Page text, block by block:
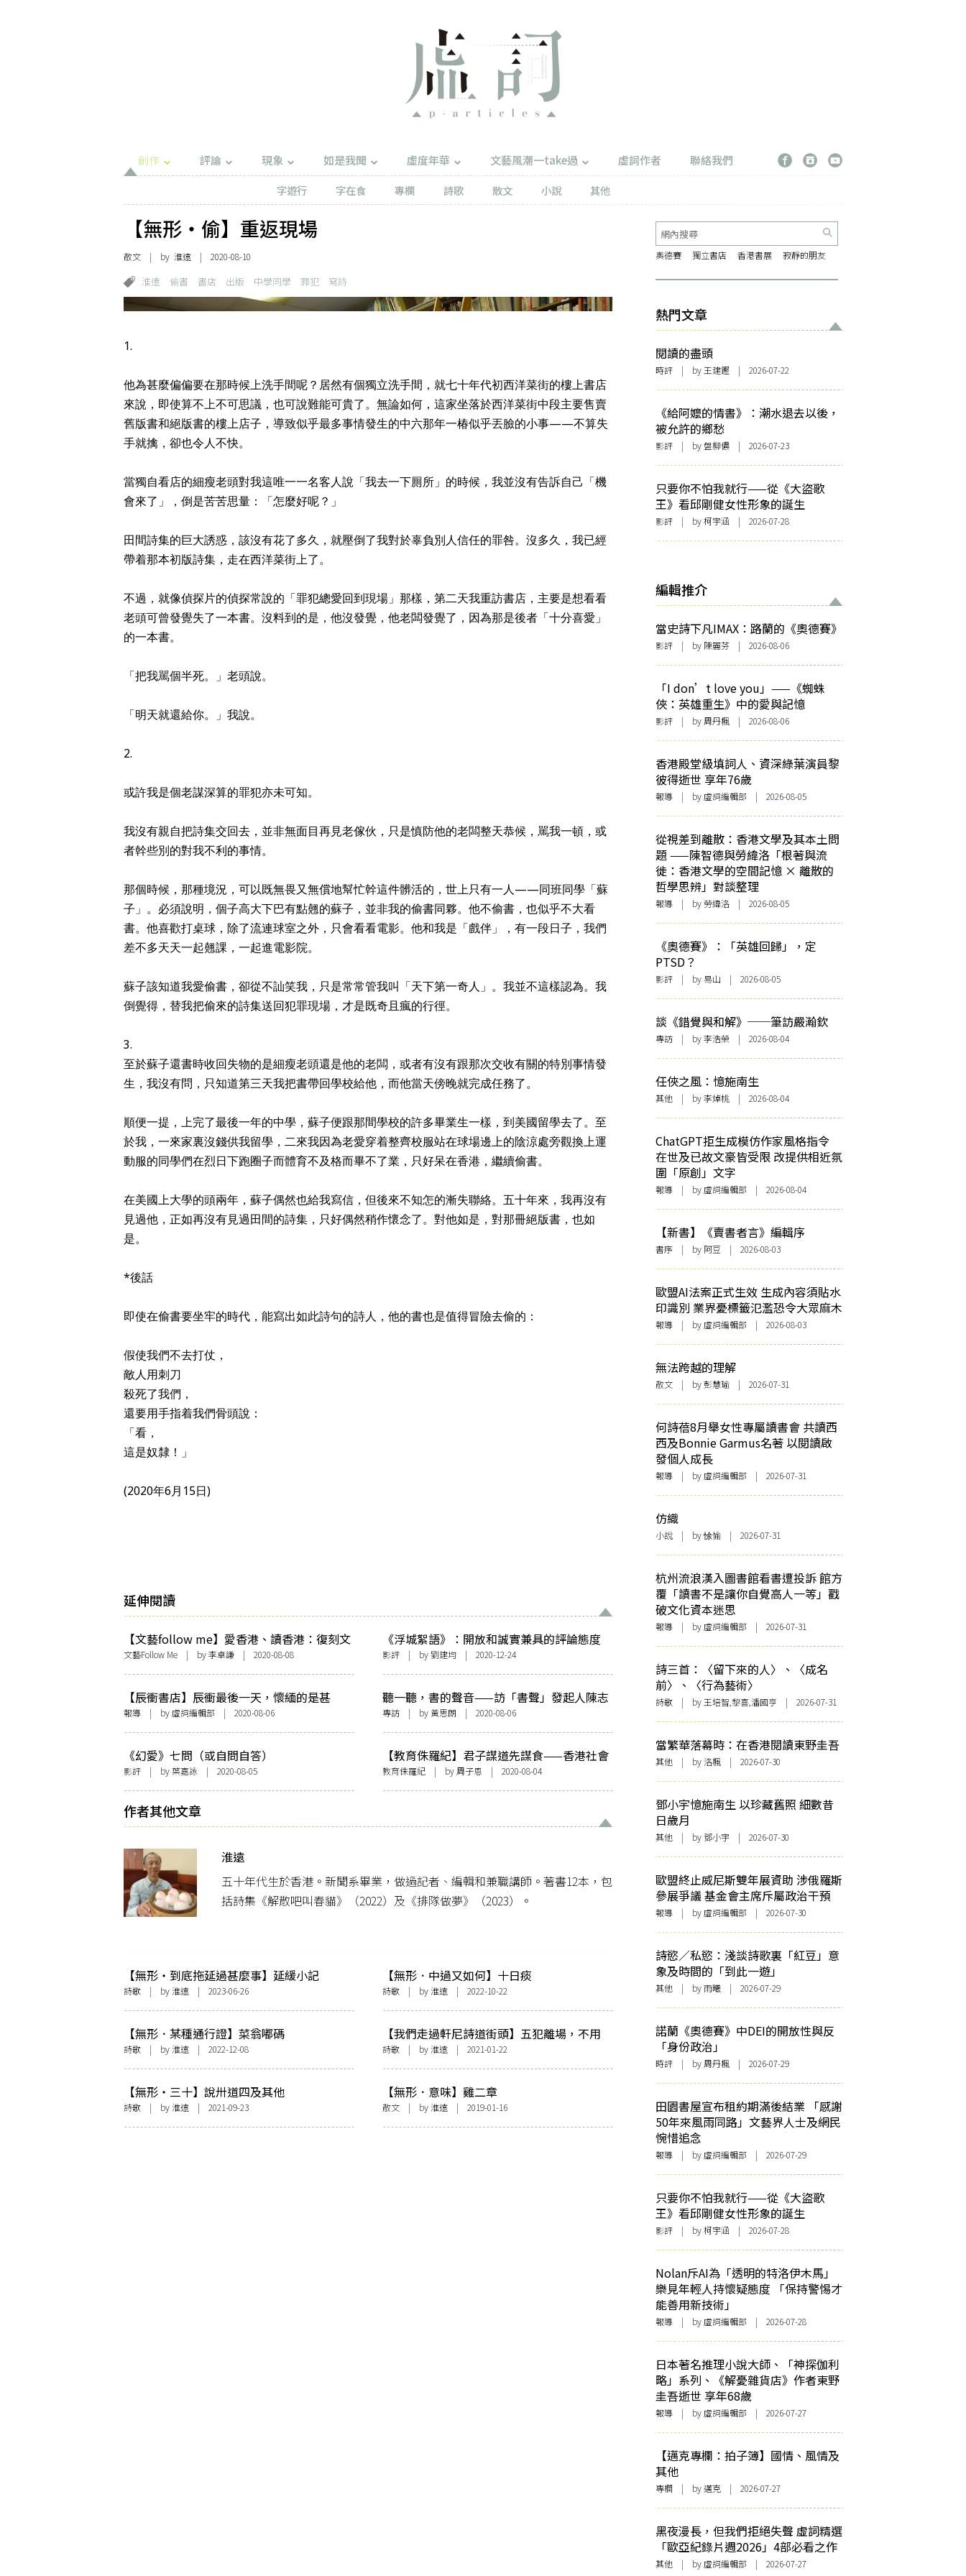
創作 評論 現象 如是我聞 虛度年華 文藝風潮一take過 虛詞作者
聯絡我們
字遊行
字在食 專欄 詩歌 散文 小說 其他
【無形・偷】重返現場
散文 | by 淮遠 | 2020-08-10
淮遠 偷書 書店 出版 中學同學 罪犯 寫詩
1.
他為甚麼偏偏要在那時候上洗手間呢？居然有個獨立洗手間，就七十年代初西洋菜街的樓上書店
來說，即使算不上不可思議，也可說難能可貴了。無論如何，這家坐落於西洋菜街中段主要售賣
舊版書和絕版書的樓上店子，導致似乎最多事情發生的中六那年一椿似乎丟臉的小事——不算失
手就擒，卻也令人不快。
當獨自看店的細瘦老頭對我這唯一一名客人說「我去一下厠所」的時候，我並沒有告訴自己「機
會來了」，倒是苦苦思量：「怎麼好呢？」
田間詩集的巨大誘惑，該沒有花了多久，就壓倒了我對於辜負別人信任的罪咎。沒多久，我已經
帶着那本初版詩集，走在西洋菜街上了。
不過，就像偵探片的偵探常說的「罪犯總愛回到現場」那樣，第二天我重訪書店，主要是想看看
老頭可曾發覺失了一本書。沒料到的是，他沒發覺，他老闆發覺了，因為那是後者「十分喜愛」
的一本書。
「把我駡個半死。」老頭說。
「明天就還給你。」我說。
2.
或許我是個老謀深算的罪犯亦未可知。
我沒有親自把詩集交回去，並非無面目再見老傢伙，只是慎防他的老闆整天恭候，駡我一頓，或
者幹些別的對我不利的事情。
那個時候，那種境況，可以既無畏又無償地幫忙幹這件髒活的，世上只有一人——同班同學「蘇
子」。必須說明，個子高大下巴有點翹的蘇子，並非我的偷書同夥。他不偷書，也似乎不大看
書。他喜歡打桌球，除了流連球室之外，只會看看電影。他和我是「戲伴」，有一段日子，我們
差不多天天一起翹課，一起進電影院。
蘇子該知道我愛偷書，卻從不訕笑我，只是常常管我叫「天下第一奇人」。我並不這樣認為。我
倒覺得，替我把偷來的詩集送回犯罪現場，才是既奇且瘋的行徑。
3.
至於蘇子還書時收回失物的是細瘦老頭還是他的老闆，或者有沒有跟那次交收有關的特別事情發
生，我沒有問，只知道第三天我把書帶回學校給他，而他當天傍晚就完成任務了。
順便一提，上完了最後一年的中學，蘇子便跟那間學校的許多畢業生一樣，到美國留學去了。至
於我，一來家裏沒錢供我留學，二來我因為老愛穿着整齊校服站在球場邊上的陰涼處旁觀換上運
動服的同學們在烈日下跑圈子而體育不及格而畢不了業，只好呆在香港，繼續偷書。
在美國上大學的頭兩年，蘇子偶然也給我寫信，但後來不知怎的漸失聯絡。五十年來，我再沒有
見過他，正如再沒有見過田間的詩集，只好偶然稍作懷念了。對他如是，對那冊絕版書，也如
是。
*後話
即使在偷書要坐牢的時代，能寫出如此詩句的詩人，他的書也是值得冒險去偷的：
假使我們不去打仗，
敵人用刺刀
殺死了我們，
還要用手指着我們⻣頭說：
「看，
這是奴隸！」
(2020年6月15日)
延伸閱讀
【文藝follow me】愛香港、讀香港：復刻文
學經典《看牛集》、《天堂舞哉足下》
文藝Follow Me | by 李卓謙 | 2020-08-08
《浮城絮語》：開放和誠實兼具的評論態度
最為可貴
影評 | by劉建均 | 2020-12-24
【辰衝書店】辰衝最後一天，懷緬的是甚
麼？
報導 | by 虛詞編輯部 | 2020-08-06
聽一聽，書的聲音——訪「書聲」發起人陳志
堅
專訪 | by 黃思朗 | 2020-08-06
《幻愛》七問（或自問自答）
影評 | by 葉嘉詠 | 2020-08-05
【教育侏羅紀】君子謀道先謀食——香港社會
亟須食育教育
教育侏羅紀 | by 周子恩 | 2020-08-04
作者其他文章
淮遠
五十年代生於香港。新聞系畢業，做過記者、編輯和兼職講師。著書12本，包
括詩集《解散吧叫春貓》（2022）及《排隊做夢》（2023）。
【無形・到底拖延過甚麼事】延緩小記
詩歌 | by淮遠 | 2023-06-26
【無形．中過又如何】十日痰
詩歌 | by淮遠 | 2022-10-22
【無形．某種通行證】菜翁嘟碼
詩歌 | by淮遠 | 2022-12-08
【我們走過軒尼詩道街頭】五犯離場，不用
慌張
詩歌 | by淮遠 | 2021-01-22
【無形・三十】說卅道四及其他
詩歌 | by淮遠 | 2021-09-23
【無形．意味】雞二章
散文 | by淮遠 | 2019-01-16
奧德賽 獨立書店 香港書展 寂靜的朋友
熱門文章
閱讀的盡頭
時評 | by 王建鏗 | 2026-07-22
《給阿嬤的情書》：潮水退去以後，
被允許的鄉愁
影評 | by 盤柳儂 | 2026-07-23
只要你不怕我就行——從《大盜歌
王》看邱剛健女性形象的誕生
影評 | by 柯宇涵 | 2026-07-28
編輯推介
當史詩下凡IMAX：路蘭的《奧德賽》
影評 | by 陳麗芬 | 2026-08-06
「I don’t love you」——《蜘蛛
俠：英雄重生》中的愛與記憶
影評 | by 周丹楓 | 2026-08-06
香港殿堂級填詞人、資深綠葉演員黎
彼得逝世 享年76歲
報導 | by 虛詞編輯部 | 2026-08-05
從視差到離散：香港文學及其本土問
題 ——陳智德與勞緯洛「根著與流
徙：香港文學的空間記憶 × 離散的
哲學思辨」對談整理
報導 | by 勞緯洛 | 2026-08-05
《奧德賽》：「英雄回歸」，定
PTSD？
影評 | by 易山 | 2026-08-05
談《錯覺與和解》──筆訪嚴瀚欽
專訪 | by 李浩榮 | 2026-08-04
任俠之風：憶施南生
其他 | by 李焯桃 | 2026-08-04
ChatGPT拒生成模仿作家風格指令
在世及已故文豪皆受限 改提供相近氛
圍「原創」文字
報導 | by 虛詞編輯部 | 2026-08-04
【新書】《賣書者言》編輯序
書序 | by 阿豆 | 2026-08-03
歐盟AI法案正式生效 生成內容須貼水
印識別 業界憂標籤氾濫恐令大眾麻木
報導 | by 虛詞編輯部 | 2026-08-03
無法跨越的理解
散文 | by 彭慧瑜 | 2026-07-31
何詩蓓8月舉女性專屬讀書會 共讀西
西及Bonnie Garmus名著 以閱讀啟
發個人成長
報導 | by 虛詞編輯部 | 2026-07-31
仿織
小說 | by 悇愉 | 2026-07-31
杭州流浪漢入圖書館看書遭投訴 館方
覆「讀書不是讓你自覺高人一等」戳
破文化資本迷思
報導 | by 虛詞編輯部 | 2026-07-31
詩三首：〈留下來的人〉、〈成名
前〉、〈行為藝術〉
詩歌 | by 王培智,黎喜,潘國亨 | 2026-07-31
當繁華落幕時：在香港閱讀東野圭吾
其他 | by洛楓 | 2026-07-30
鄧小宇憶施南生 以珍藏舊照 細數昔
日歲月
其他 | by 鄧小宇 | 2026-07-30
歐盟終止威尼斯雙年展資助 涉俄羅斯
參展爭議 基金會主席斥屬政治干預
報導 | by 虛詞編輯部 | 2026-07-30
詩慾／私慾：淺談詩歌裏「紅豆」意
象及時間的「到此一遊」
其他 | by 雨曦 | 2026-07-29
諾蘭《奧德賽》中DEI的開放性與反
「身份政治」
時評 | by 周丹楓 | 2026-07-29
田園書屋宣布租約期滿後結業 「感謝
50年來風雨同路」文藝界人士及網民
惋惜追念
報導 | by 虛詞編輯部 | 2026-07-29
只要你不怕我就行——從《大盜歌
王》看邱剛健女性形象的誕生
影評 | by 柯宇涵 | 2026-07-28
Nolan斥AI為「透明的特洛伊木馬」
樂見年輕人持懷疑態度 「保持警惕才
能善用新技術」
報導 | by 虛詞編輯部 | 2026-07-28
日本著名推理小說大師、「神探伽利
略」系列、《解憂雜貨店》作者東野
圭吾逝世 享年68歲
報導 | by 虛詞編輯部 | 2026-07-27
【邁克專欄：拍子簿】國情、風情及
其他
專欄 | by邁克 | 2026-07-27
黑夜漫長，但我們拒絕失聲 虛詞精選
「歐亞紀錄片週2026」4部必看之作
其他 | by 虛詞編輯部 | 2026-07-27